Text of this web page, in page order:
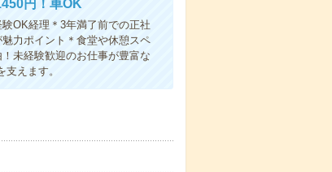
円！車OK
OK経理＊3年満了前での正社
力ポイント＊食堂や休憩スペ
未経験歓迎のお仕事が豊富な
えます。